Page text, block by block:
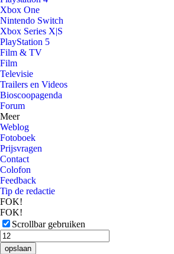
Xbox One
Nintendo Switch
Xbox Series X|S
PlayStation 5
Film & TV
Film
Televisie
Trailers en Videos
Bioscoopagenda
Forum
Meer
Weblog
Fotoboek
Prijsvragen
Contact
Colofon
Feedback
Tip de redactie
FOK!
FOK!
Scrollbar gebruiken
opslaan